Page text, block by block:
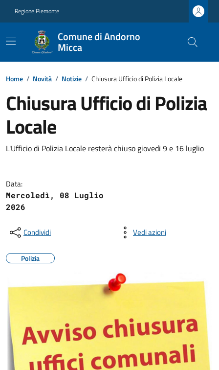
Regione Piemonte
Comune di Andorno
Micca
Home / Novità / Notizie / Chiusura Ufficio di Polizia Locale
Chiusura Ufficio di Polizia
Locale
L'Ufficio di Polizia Locale resterà chiuso giovedì 9 e 16 luglio
Data:
Mercoledì, 08 Luglio
2026
Condividi Vedi azioni
Polizia